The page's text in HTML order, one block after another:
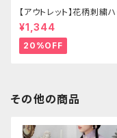
【アウトレット】花柄刺繍
ッグ
¥1,344
20%OFF
その他の商品